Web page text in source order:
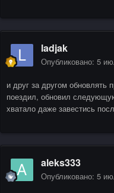
ladjak
Опубликовано: 5
и друг за другом обновлять
поездил, обновил
хватало даже завестись
aleks333
Опубликовано: 5